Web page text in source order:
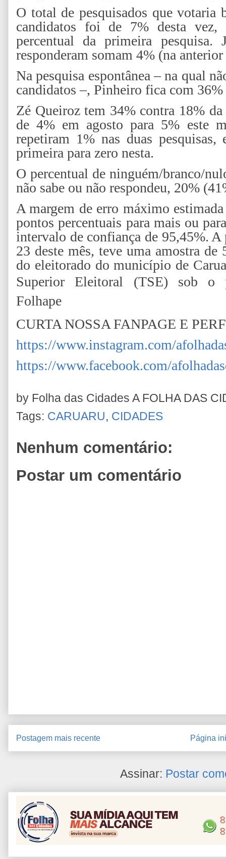
O total de pesquisados que votaria
candidatos foi de 7% desta vez,
percentual da primeira
responderam somam 4% (na
Na pesquisa espontânea – na qual
candidatos –, Pinheiro fica com
Zé Queiroz tem 34% contra 18%
de 4% em agosto para 5% este
repetiram 1% nas duas
primeira para zero nesta.
O percentual de ninguém/branco/
não sabe ou não respondeu, 20%
A margem de erro máximo
pontos percentuais para mais ou
intervalo de confiança de 95,45%. A
23 deste mês, teve uma amostra de
do eleitorado do município de
Superior Eleitoral (TSE) sob o
Folhape
CURTA NOSSA FANPAGE E
https://www.instagram.com/
https://www.facebook.com/
by Folha das Cidades A FOLHA DAS
Tags: CARUARU, CIDADES
Nenhum comentário:
Postar um comentário
Postagem mais recente Página
Assinar: Postar